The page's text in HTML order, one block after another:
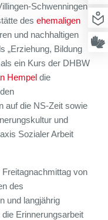
Schwenningen
des ehemaligen
und nachhaltigen
„Erziehung, Bildung
ein Kurs der DHBW
Hempel die
auf die NS-Zeit sowie
und
Sozialer Arbeit
von
des
und langjährig
Erinnerungsarbeit